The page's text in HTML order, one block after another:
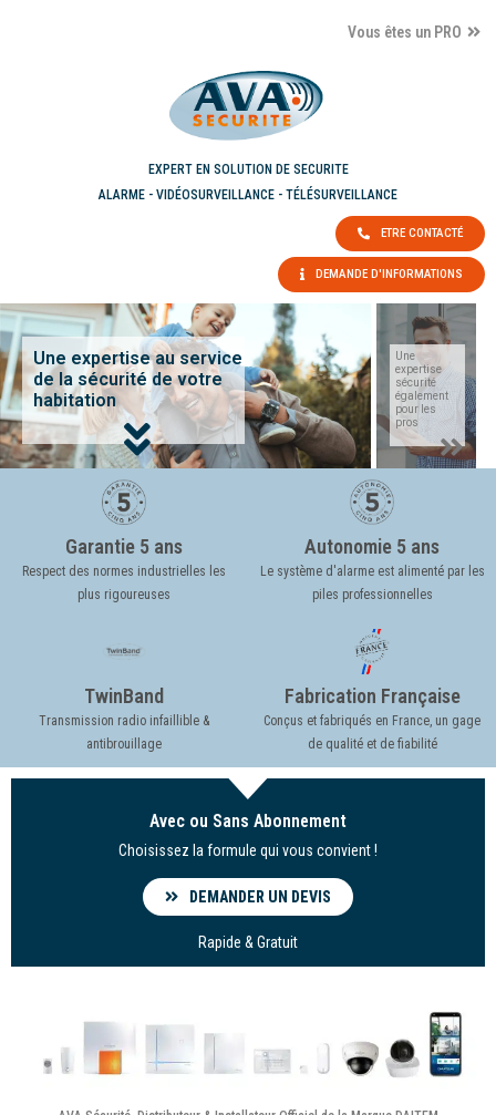
Vous êtes un PRO
EXPERT EN SOLUTION DE SECURITE
ALARME - VIDÉOSURVEILLANCE - TÉLÉSURVEILLANCE
ETRE CONTACTÉ
DEMANDE D'INFORMATIONS
Une expertise au service
de la sécurité de votre
habitation
Une
expertise
sécurité
également
pour les
pros
Garantie 5 ans
Respect des normes industrielles les
plus rigoureuses
Autonomie 5 ans
Le système d'alarme est alimenté par les
piles professionnelles
TwinBand
Transmission radio infaillible &
antibrouillage
Fabrication Française
Conçus et fabriqués en France, un gage
de qualité et de fiabilité
Avec ou Sans Abonnement
Choisissez la formule qui vous convient !
DEMANDER UN DEVIS
Rapide & Gratuit